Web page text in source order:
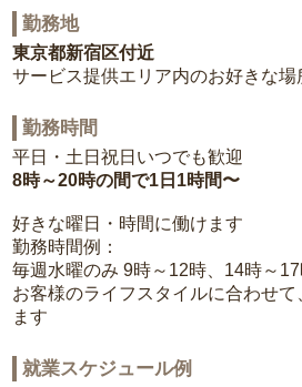
勤務地
東京都新宿区付近
サービス提供エリア内のお好きな場
勤務時間
平日・土日祝日いつでも歓迎
8時～20時の間で1日1時間〜
好きな曜日・時間に働けます
勤務時間例：
毎週水曜のみ 9時～12時、14時～
お客様のライフスタイルに合わせて
ます
就業スケジュール例